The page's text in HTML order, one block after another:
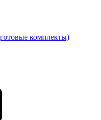
комплекты)